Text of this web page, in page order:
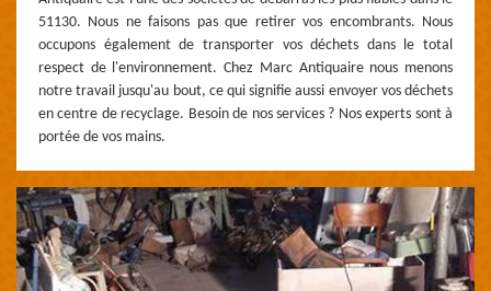
51130. Nous ne faisons pas que retirer vos encombrants. Nous
occupons également de transporter vos déchets dans le total
respect de l'environnement. Chez Marc Antiquaire nous menons
notre travail jusqu'au bout, ce qui signifie aussi envoyer vos déchets
en centre de recyclage. Besoin de nos services ? Nos experts sont à
portée de vos mains.